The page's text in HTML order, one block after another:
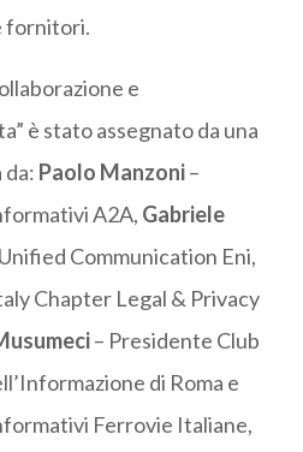
fornitori.
e
è stato assegnato da una
Paolo Manzoni–
A2A, Gabriele
Communication Eni,
Chapter Legal & Privacy
– Presidente Club
di Roma e
Ferrovie Italiane,